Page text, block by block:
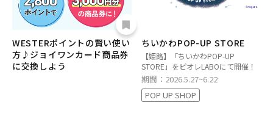
WESTERポイントの賢い使い
方♪ジョイワンカード商品券
に交換しよう
ちいかわPOP-UP STORE
【姫路】「ちいかわPOP-UP
STORE」をピオレLABOにて開催！
期間：2026.5.27~6.22
POP UP SHOP